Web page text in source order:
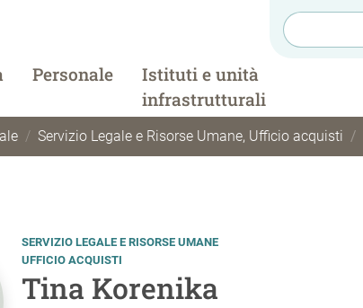
Personale
Istituti e unità
infrastrutturali
Servizio Legale e Risorse Umane, Ufficio acquisti
SERVIZIO LEGALE E RISORSE UMANE
UFFICIO ACQUISTI
Tina Korenika